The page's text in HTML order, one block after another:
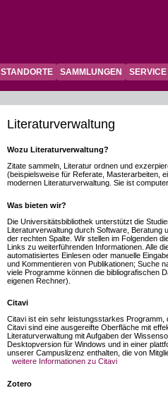
STANDORTE SAMMLUNGEN SERVICE
Literaturverwaltung
Wozu Literaturverwaltung?
Zitate sammeln, Literatur ordnen und
(beispielsweise für Referate, Masterarbeiten,
modernen Literaturverwaltung. Sie ist
Was bieten wir?
Die Universitätsbibliothek unterstützt die
Literaturverwaltung durch Software, Beratung
der rechten Spalte. Wir stellen im Folgenden
Links zu weiterführenden Informationen. Alle
automatisiertes Einlesen oder manuelle
und Kommentieren von Publikationen; Suche
viele Programme können die bibliografischen
eigenen Rechner).
Citavi
Citavi ist ein sehr leistungsstarkes
Citavi sind eine ausgereifte Oberfläche mit
Literaturverwaltung mit Aufgaben der
Desktopversion für Windows und in einer
unserer Campuslizenz enthalten, die von
weitere Informationen zu Citavi
Zotero